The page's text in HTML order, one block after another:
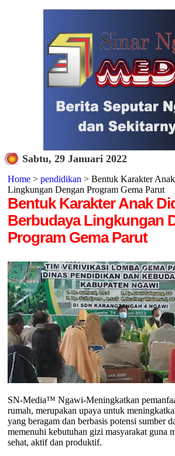
Sabtu, 29 Januari 2022
Home> pendidikan > Bentuk Karakter
Lingkungan Dengan Program Gema Parut
Bentuk Karakter Anak
Berbudaya Lingkungan
Program Gema Parut
SN-Media™ Ngawi-Meningkatkan
rumah, merupakan upaya untuk
yang beragam dan berbasis potensi sumber
memenuhi kebutuhan gizi masyarakat guna
sehat, aktif dan produktif.